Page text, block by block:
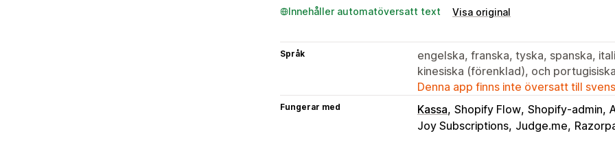
Innehåller automatöversatt text Visa original
Språk
engelska, franska, tyska, spanska,
kinesiska (förenklad), och
Denna app finns inte översatt till
Fungerar med Kassa Shopify Flow Shopify-admin
Joy Subscriptions Judge.me